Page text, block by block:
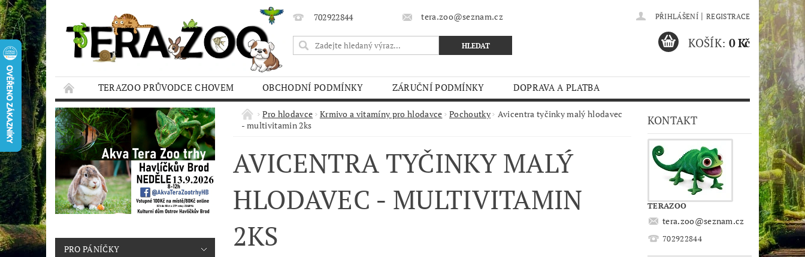
702922844 tera.zoo@seznam.cz PŘIHLÁŠENÍ | REGISTRACE
KOŠÍK: 0 Kč
TERAZOO PRŮVODCE CHOVEM OBCHODNÍ PODMÍNKY ZÁRUČNÍ PODMÍNKY
DOPRAVA A PLATBA
HODNOCENÍ OBCHODU
AQUA TERAZOO TRHY
PRO PÁNÍČKY
Pro hlodavce Krmivo a vitamíny pro hlodavce Pochoutky
Avicentra tyčinky malý hlodavec
- multivitamin 2ks
AVICENTRA TYČINKY MALÝ
HLODAVEC - MULTIVITAMIN
2KS
KONTAKT
TERAZOO
tera.zoo@seznam.cz
702922844